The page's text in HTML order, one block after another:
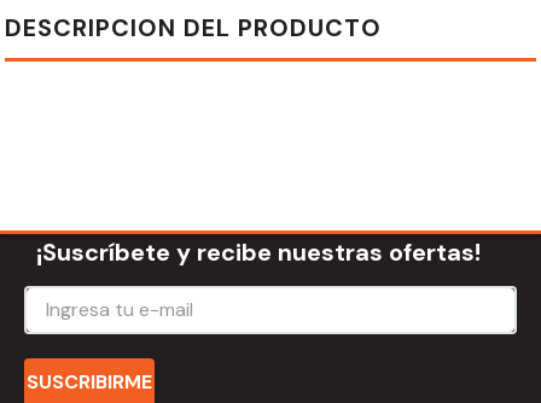
DESCRIPCION DEL PRODUCTO
¡Suscríbete y recibe nuestras ofertas!
SUSCRIBIRME